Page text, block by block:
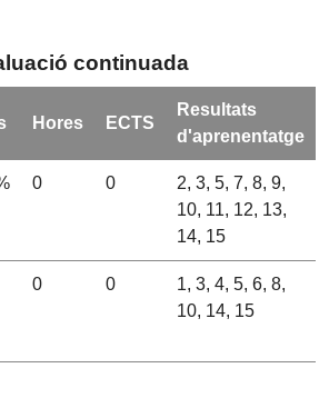
continuada
Hores ECTS
Resultats
d'aprenentatge
0 0
2, 3, 5, 7, 8, 9,
10, 11, 12, 13,
14, 15
0 0
1, 3, 4, 5, 6, 8,
10, 14, 15